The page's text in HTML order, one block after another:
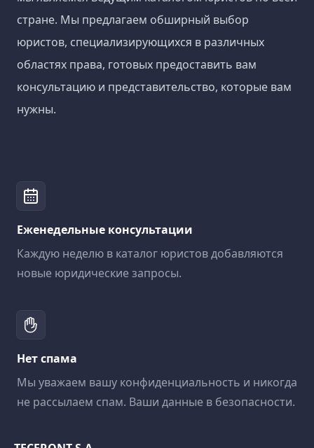
стране. Мы предлагаем обширный выбор
юристов, специализирующихся в различных
областях права, готовых предоставить вам
консультацию и представительство, которые вам
нужны.
Еженедельные консультации
Каждую неделю в каталог юристов добавляются
новые юридические запросы.
Нет спама
Мы уважаем вашу конфиденциальность и никогда
не рассылаем спам. Ваши данные в безопасности.